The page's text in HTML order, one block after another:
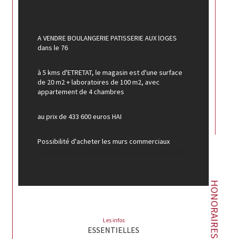
HONORAIRES
Les infos
ESSENTIELLES
A VENDRE BOULANGERIE PATISSERIE AUX lOGES
dans le 76
à 5 kms d'ETRETAT, le magasin est d'une surface
de 20 m2 + laboratoires de 100 m2, avec
appartement de 4 chambres
au prix de 433 600 euros HAI
Possibilité d'acheter les murs commerciaux
FVP IMMOBILIER